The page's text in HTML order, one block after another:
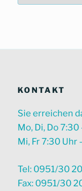
KONTAKT
Sie erreichen
Mo, Di, Do
Mi, Fr 7:30 Uhr
Tel: 0951/30
Fax: 0951/30